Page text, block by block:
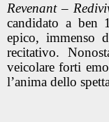
Revenant –
candidato a ben
epico, immenso
recitativo.
veicolare forti
l’anima dello